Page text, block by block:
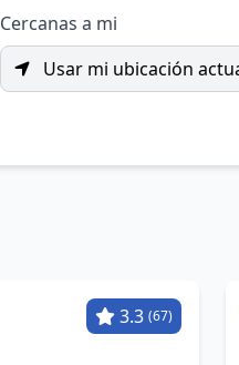
Cercanas a mi
Usar mi ubicación
3.3 (67)